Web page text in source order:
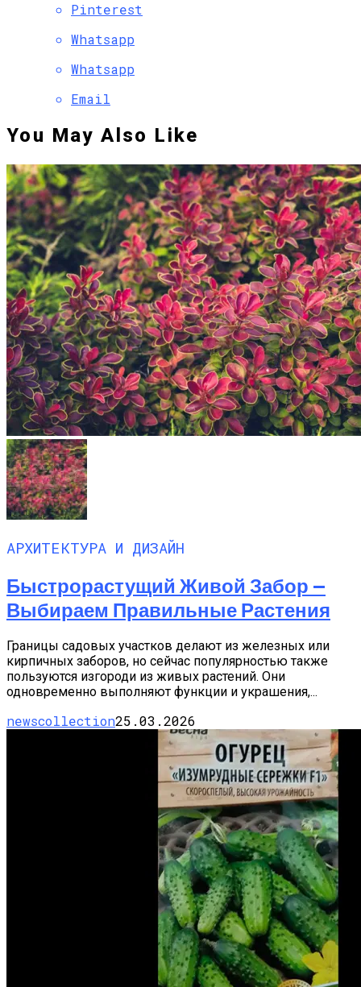
Pinterest
Whatsapp
Whatsapp
Email
You May Also Like
АРХИТЕКТУРА И ДИЗАЙН
Быстрорастущий Живой Забор —
Выбираем Правильные Растения
Границы садовых участков делают из железных или
кирпичных заборов, но сейчас популярностью также
пользуются изгороди из живых растений. Они
одновременно выполняют функции и украшения,...
newscollection25.03.2026